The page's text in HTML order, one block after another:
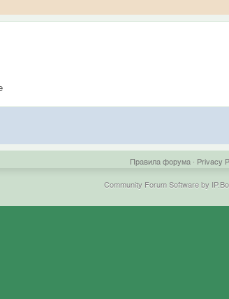
Privacy
Правила форума ·
Community Forum Software by